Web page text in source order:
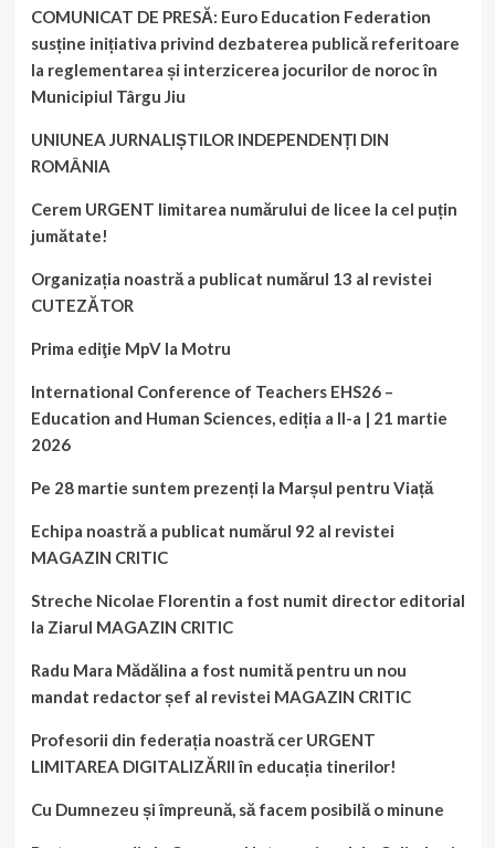
COMUNICAT DE PRESĂ: Euro Education Federation
susține inițiativa privind dezbaterea publică referitoare
la reglementarea și interzicerea jocurilor de noroc în
Municipiul Târgu Jiu
UNIUNEA JURNALIȘTILOR INDEPENDENȚI DIN
ROMÂNIA
Cerem URGENT limitarea numărului de licee la cel puțin
jumătate!
Organizația noastră a publicat numărul 13 al revistei
CUTEZĂTOR
Prima ediţie MpV la Motru
International Conference of Teachers EHS26 –
Education and Human Sciences, ediția a II-a | 21 martie
2026
Pe 28 martie suntem prezenți la Marșul pentru Viață
Echipa noastră a publicat numărul 92 al revistei
MAGAZIN CRITIC
Streche Nicolae Florentin a fost numit director editorial
la Ziarul MAGAZIN CRITIC
Radu Mara Mădălina a fost numită pentru un nou
mandat redactor șef al revistei MAGAZIN CRITIC
Profesorii din federația noastră cer URGENT
LIMITAREA DIGITALIZĂRII în educația tinerilor!
Cu Dumnezeu și împreună, să facem posibilă o minune